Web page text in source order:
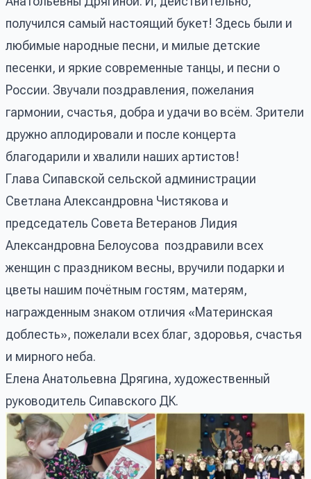
получился самый настоящий букет! Здесь были и
любимые народные песни, и милые детские
песенки, и яркие современные танцы, и песни о
России. Звучали поздравления, пожелания
гармонии, счастья, добра и удачи во всём. Зрители
дружно аплодировали и после концерта
благодарили и хвалили наших артистов!
Глава Сипавской сельской администрации
Светлана Александровна Чистякова и
председатель Совета Ветеранов Лидия
Александровна Белоусова поздравили всех
женщин с праздником весны, вручили подарки и
цветы нашим почётным гостям, матерям,
награжденным знаком отличия «Материнская
доблесть», пожелали всех благ, здоровья, счастья
и мирного неба.
Елена Анатольевна Дрягина, художественный
руководитель Сипавского ДК.